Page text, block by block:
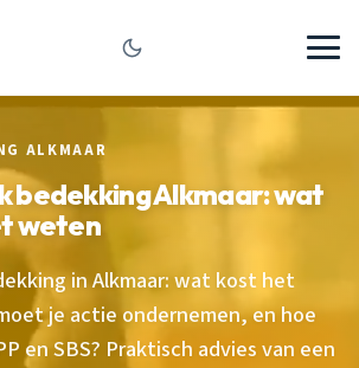
ALKMAAR
bedekking Alkmaar: wat
weten
in Alkmaar: wat kost het
je actie ondernemen, en hoe
en SBS? Praktisch advies van een